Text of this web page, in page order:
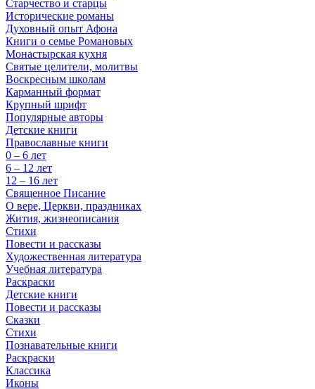
Старчество и старцы
Исторические романы
Духовный опыт Афона
Книги о семье Романовых
Монастырская кухня
Святые целители, молитвы
Воскресным школам
Карманный формат
Крупный шрифт
Популярные авторы
Детские книги
Православные книги
0 – 6 лет
6 – 12 лет
12 – 16 лет
Священное Писание
О вере, Церкви, праздниках
Жития, жизнеописания
Стихи
Повести и рассказы
Художественная литература
Учебная литература
Раскраски
Детские книги
Повести и рассказы
Сказки
Стихи
Познавательные книги
Раскраски
Классика
Иконы